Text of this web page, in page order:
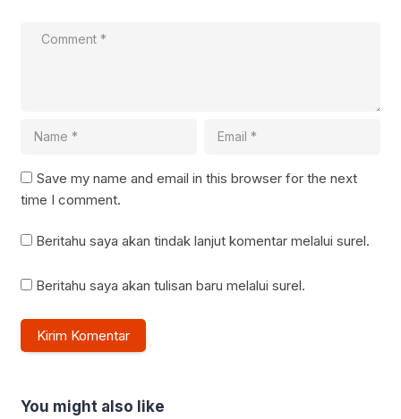
Save my name and email in this browser for the next
time I comment.
Beritahu saya akan tindak lanjut komentar melalui surel.
Beritahu saya akan tulisan baru melalui surel.
You might also like